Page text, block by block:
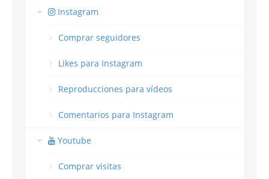
Instagram
Comprar seguidores
Likes para Instagram
Reproducciones para vídeos
Comentarios para Instagram
Youtube
Comprar visitas